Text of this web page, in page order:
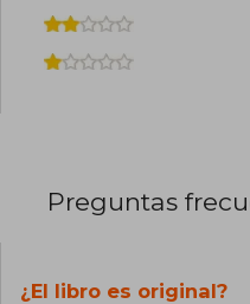
Preguntas
¿El libro es original?